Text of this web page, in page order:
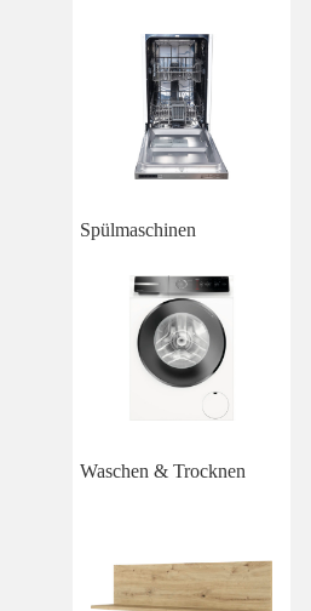
Spülmaschinen
Waschen & Trocknen